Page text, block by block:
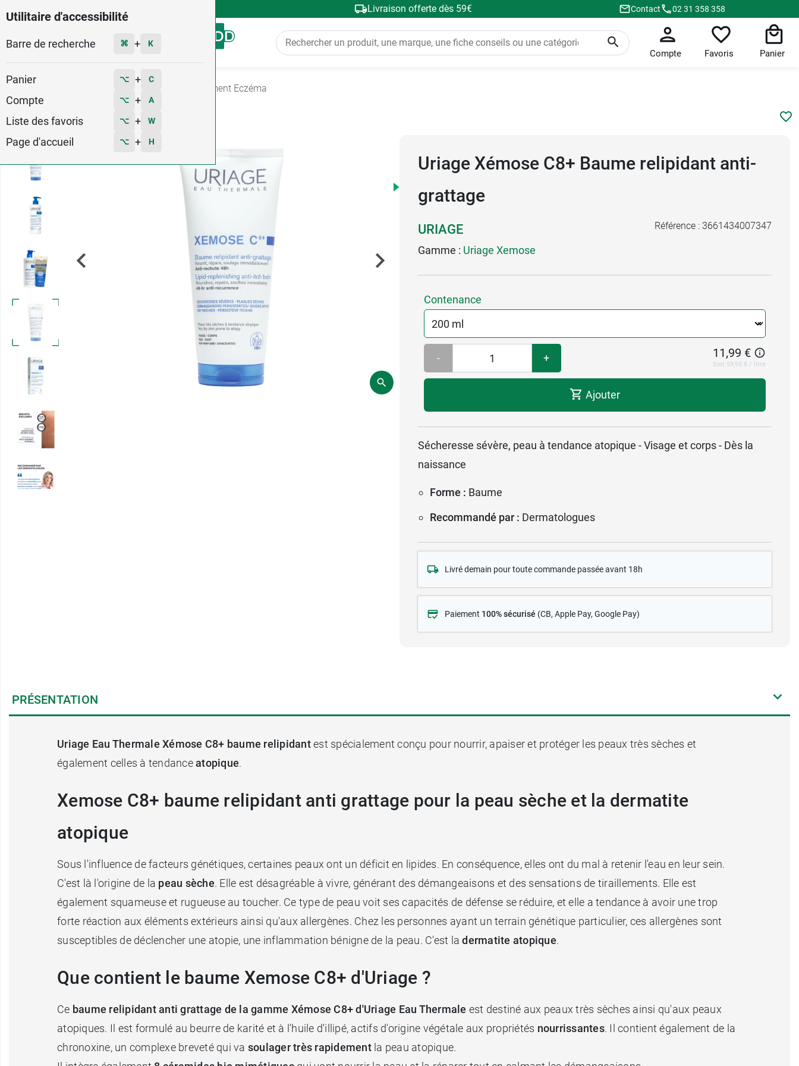
Utilitaire d'accessibilité
Barre de recherche ⌘ + K
Panier ⌥ + C
Compte ⌥ + A
Liste des favoris ⌥ + W
Page d'accueil ⌥ + H
Livraison offerte dès 59€ Contact 02 31 358 358
Menu
Compte Favoris Panier
Traitement Eczéma
5
Uriage Xémose C8+ Baume relipidant anti-
grattage
URIAGE
Gamme : Uriage Xemose
Référence : 3661434007347
Contenance
- + 11,99 €
Soit 59,95 € / litre
Ajouter
Sécheresse sévère, peau à tendance atopique - Visage et corps - Dès la
naissance
Forme : Baume
Recommandé par : Dermatologues
Livré demain pour toute commande passée avant 18h
Paiement 100% sécurisé (CB, Apple Pay, Google Pay)
PRÉSENTATION
Uriage Eau Thermale Xémose C8+ baume relipidantest spécialement conçu pour nourrir, apaiser et protéger les peaux très sèches et
également celles à tendanceatopique.
Xemose C8+ baume relipidant anti grattage pour la peau sèche et la dermatite
atopique
Sous l'influence de facteurs génétiques, certaines peaux ont un déficit en lipides. En conséquence, elles ont du mal à retenir l'eau en leur sein.
C'est là l'origine de la peau sèche. Elle est désagréable à vivre, générant des démangeaisons et des sensations de tiraillements. Elle est
également squameuse et rugueuse au toucher. Ce type de peau voit ses capacités de défense se réduire, et elle a tendance à avoir une trop
forte réaction aux éléments extérieurs ainsi qu'aux allergènes. Chez les personnes ayant un terrain génétique particulier, ces allergènes sont
susceptibles de déclencher une atopie, une inflammation bénigne de la peau. C'est ladermatite atopique.
Que contient le baume Xemose C8+ d'Uriage ?
Ce baume relipidant anti grattage de la gamme Xémose C8+ d'Uriage Eau Thermale est destiné aux peaux très sèches ainsi qu'aux peaux
atopiques. Il est formulé au beurre de karité et à l'huile d'illipé, actifs d'origine végétale aux propriétés nourrissantes. Il contient également de la
chronoxine, un complexe breveté qui va soulager très rapidementla peau atopique.